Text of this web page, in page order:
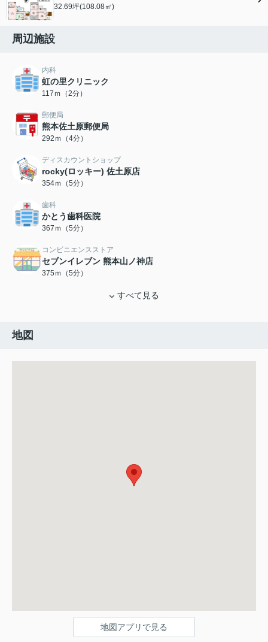
32.69坪(108.08㎡)
周辺施設
内科
虹の里クリニック
117ｍ（2分）
郵便局
熊本佐土原郵便局
292ｍ（4分）
ディスカウントショップ
rocky(ロッキー) 佐土原店
354ｍ（5分）
歯科
かとう歯科医院
367ｍ（5分）
コンビニエンスストア
セブンイレブン 熊本山ノ神店
375ｍ（5分）
すべて見る
地図
地図アプリで見る